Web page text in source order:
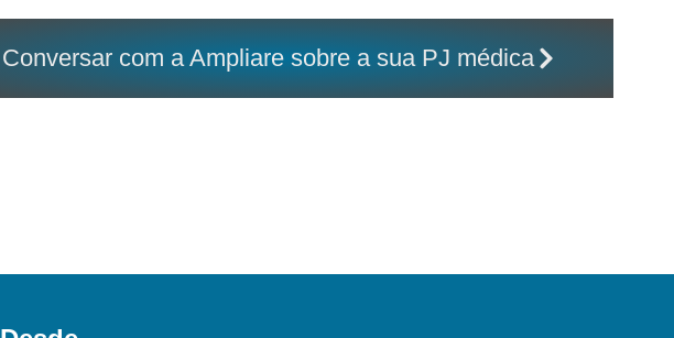
Conversar com a Ampliare sobre a sua PJ médica